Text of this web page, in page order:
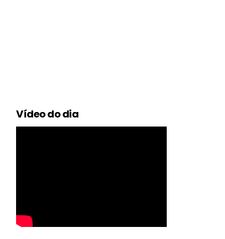
Vídeo do dia